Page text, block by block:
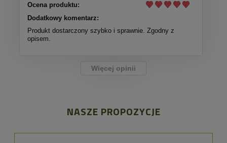
Ocena produktu:
Dodatkowy komentarz:
Produkt dostarczony szybko i sprawnie. Zgodny z
opisem.
Więcej opinii
NASZE PROPOZYCJE